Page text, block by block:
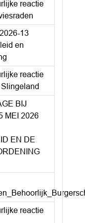
reactie
13
en
reactie
BIJ
MEI 2026
EN DE
reactie